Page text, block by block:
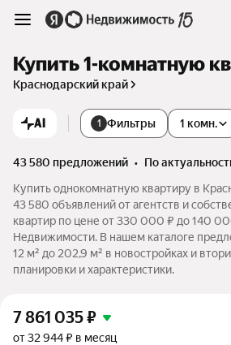
Купить 1-комнатную
Краснодарский край
AI 1 Фильтры 1 комн.
43 580 предложений •
по
Купить однокомнатную квартиру в
43 580 объявлений от агентств и
квартир по цене от 330 000 ₽ до 140
Недвижимости. В нашем каталоге
12 м² до 202,9 м² в новостройках и
планировки и характеристики.
7 861 035₽
от 32 944 ₽ в месяц